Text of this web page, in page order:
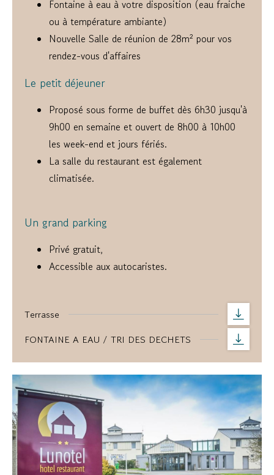
Fontaine à eau à votre disposition (eau fraiche
ou à température ambiante)
Nouvelle Salle de réunion de 28m² pour vos
rendez-vous d'affaires
Le petit déjeuner
Proposé sous forme de buffet dès 6h30 jusqu'à
9h00 en semaine et ouvert de 8h00 à 10h00
les week-end et jours fériés.
La salle du restaurant est également
climatisée.
Un grand parking
Privé gratuit,
Accessible aux autocaristes.
Terrasse
FONTAINE A EAU / TRI DES DECHETS